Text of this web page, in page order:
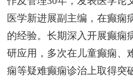
医学新进展副主编，在癫痫
的经验。长期深入开展癫痫
研应用，多次在儿童癫痫、
痫等疑难癫痫诊治上取得突